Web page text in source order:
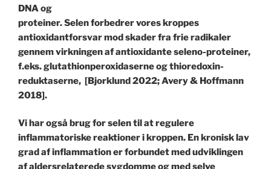
DNA og
proteiner.Selen forbedrer vores kroppes
antioxidantforsvar mod skader fra frie radikaler
gennem virkningen afantioxidante seleno-proteiner,
f.eks. glutathionperoxidaserne og thioredoxin-
reduktaserne, [Bjorklund 2022; Avery & Hoffmann
2018].
Vi har også brug for selen til at regulere
inflammatoriske reaktioner i kroppen. En kronisk lav
grad af inflammation er forbundet med udviklingen
af ​​aldersrelaterede sygdomme og med selve